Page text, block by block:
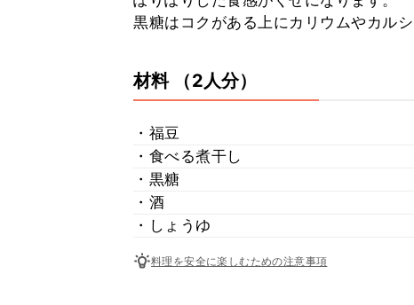
黒糖はコクがある上にカリウムやカル
材料 （2人分）
・福豆
・食べる煮干し
・黒糖
・酒
・しょうゆ
料理を安全に楽しむための注意事項